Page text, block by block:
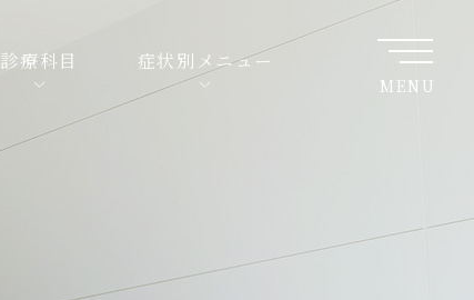
診療科目 症状別メニュー
MENU